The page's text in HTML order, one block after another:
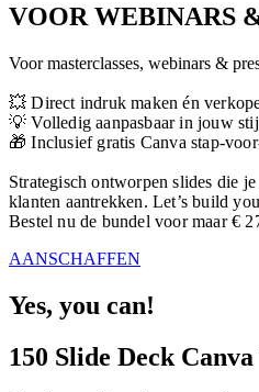
VOOR WEBINARS
Voor masterclasses, webinars &
💥 Direct indruk maken én
💡 Volledig aanpasbaar in jouw
🎁 Inclusief gratis Canva stap-
Strategisch ontworpen slides die
klanten aantrekken. Let’s build
Bestel nu de bundel voor maar €
AANSCHAFFEN
Yes, you can!
150 Slide Deck